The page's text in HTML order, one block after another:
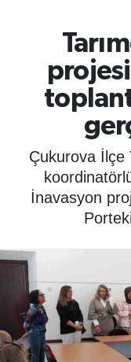
Çukurova İlçe
İnavasyon
ÇEVRE
YAŞAM
BİLİM -
KÜLTÜR